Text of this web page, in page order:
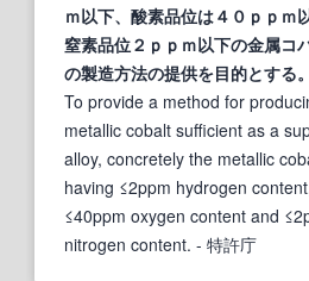
ｍ以下、酸素品位は４０ｐｐｍ以
窒素品位２ｐｐｍ以下の金属コ
の製造方法の提供を目的とする。
To provide a method for
metallic cobalt sufficient as a
alloy, concretely the metallic
having ≤2ppm hydrogen
≤40ppm oxygen content and
nitrogen content. - 特許庁